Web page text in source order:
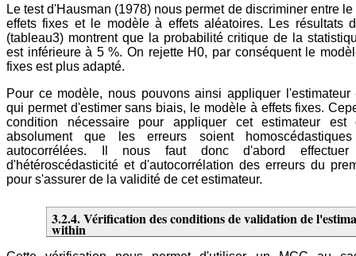
Le test d'Hausman (1978) nous permet de discriminer entre
effets fixes et le modèle à effets aléatoires. Les résultats
(tableau3) montrent que la probabilité critique de la
est inférieure à 5 %. On rejette H0, par conséquent le
fixes est plus adapté.
Pour ce modèle, nous pouvons ainsi appliquer l'estimateur
qui permet d'estimer sans biais, le modèle à effets fixes.
condition nécessaire pour appliquer cet estimateur est
absolument que les erreurs soient
autocorrélées. Il nous faut donc d'abord
d'hétéroscédasticité et d'autocorrélation des erreurs du
pour s'assurer de la validité de cet estimateur.
3.2.4. Vérification des conditions de validation de
within